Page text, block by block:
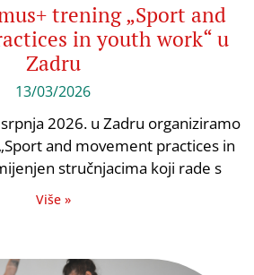
trening „Sport and
in youth work“ u
Zadru
13/03/2026
2026. u Zadru organiziramo
and movement practices in
stručnjacima koji rade s
Više »